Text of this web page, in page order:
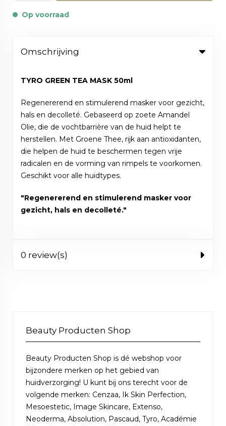
Op voorraad
Omschrijving
TYRO GREEN TEA MASK 50ml
Regenererend en stimulerend masker voor gezicht,
hals en decolleté. Gebaseerd op zoete Amandel
Olie, die de vochtbarrière van de huid helpt te
herstellen. Met Groene Thee, rijk aan antioxidanten,
die helpen de huid te beschermen tegen vrije
radicalen en de vorming van rimpels te voorkomen.
Geschikt voor alle huidtypes.
"Regenererend en stimulerend masker voor
gezicht, hals en decolleté."
0 review(s)
Beauty Producten Shop
Beauty Producten Shop is dé webshop voor
bijzondere merken op het gebied van
huidverzorging! U kunt bij ons terecht voor de
volgende merken: Cenzaa, Ik Skin Perfection,
Mesoestetic, Image Skincare, Extenso,
Neoderma, Absolution, Pascaud, Tyro, Académie